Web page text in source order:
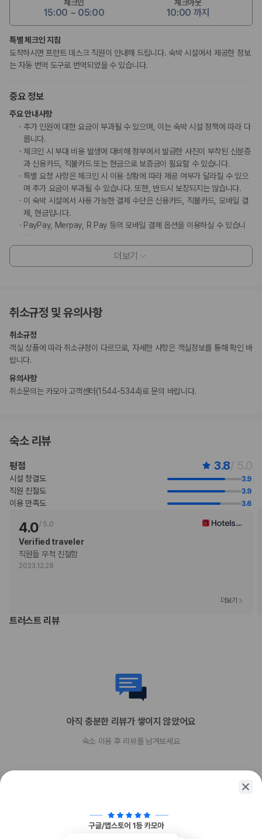
체크인
15:00 ~ 05:00
체크아웃
10:00 까지
특별 체크인 지침
도착하시면 프런트 데스크 직원이 안내해 드립니다. 숙박 시설에서 제공한 정보
는 자동 번역 도구로 번역되었을 수 있습니다.
중요 정보
주요 안내사항
추가 인원에 대한 요금이 부과될 수 있으며, 이는 숙박 시설 정책에 따라 다
릅니다.
체크인 시 부대 비용 발생에 대비해 정부에서 발급한 사진이 부착된 신분증
과 신용카드, 직불카드 또는 현금으로 보증금이 필요할 수 있습니다.
특별 요청 사항은 체크인 시 이용 상황에 따라 제공 여부가 달라질 수 있으
며 추가 요금이 부과될 수 있습니다. 또한, 반드시 보장되지는 않습니다.
이 숙박 시설에서 사용 가능한 결제 수단은 신용카드, 직불카드, 모바일 결
제, 현금입니다.
PayPay, Merpay, R Pay 등의 모바일 결제 옵션을 이용하실 수 있습니
이 숙박 시설은 안전을 위해 소화기, 연기 감지기, 보안 시스템, 방범창 등을
사본을 보관해야 합니다.
부가 정보
추가 안내사항
간이/추가 침대 이용 불가
기타 선택사항
금액일 수 있으며 변경될 수 있습니다.
Visa
Diners Club
직불카드
PayPay
현금
American Express
JCB International
Mastercard
더보기
취소규정 및 유의사항
취소규정
객실 상품에 따라 취소규정이 다르므로, 자세한 사항은 객실정보를 통해 확인 바
랍니다.
유의사항
취소문의는 카모아 고객센터(1544-5344)로 문의 바랍니다.
숙소 리뷰
평점 3.8/ 5.0
시설 청결도 3.9
직원 친절도 3.9
이용 만족도 3.6
4.0/ 5.0
Verified traveler
직원들 무척 친절함
2023.12.28
더보기
트러스트 리뷰
아직 충분한 리뷰가 쌓이지 않았어요
숙소 이용 후 리뷰를 남겨보세요
함께 가는 친구에게 정보를 공유해보세요